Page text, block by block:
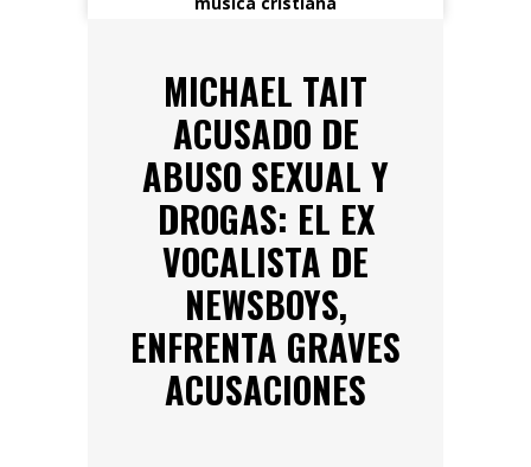
MICHAEL TAIT
ACUSADO DE
ABUSO SEXUAL Y
DROGAS: EL EX
VOCALISTA DE
NEWSBOYS,
ENFRENTA GRAVES
ACUSACIONES